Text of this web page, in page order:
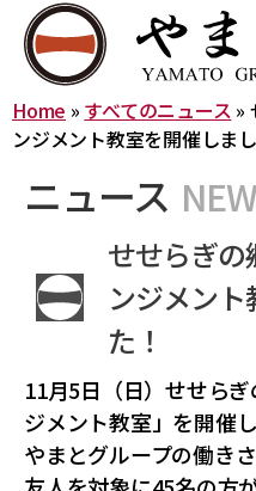
ニ
やまとグループ株式会社
株式会社大和
株式
Home » すべてのニュース »
ンジメント教室を開催しま
ニュース
せせらぎ
ンジメン
た！
11月5日（日）せせら
ジメント教室」を開催し
やまとグループの働き